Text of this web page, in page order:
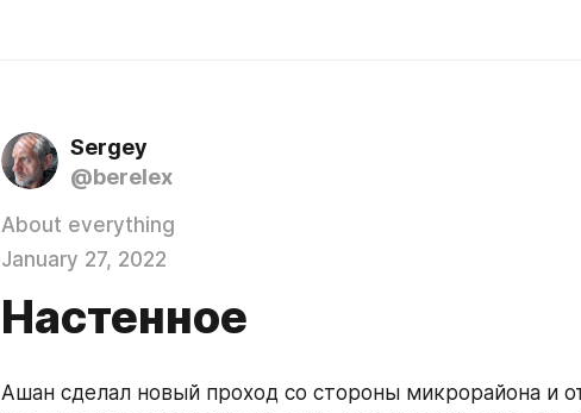
Sergey
@berelex
About everything
January 27, 2022
Настенное
Ашан сделал новый проход со стороны микрорайона и